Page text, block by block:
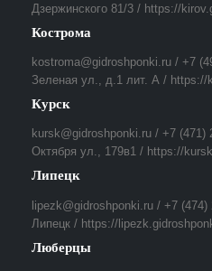
Дзержинского 81/3 / https://
Кострома
kostroma@gidroshponki.ru / +7
Зеленая ул., д.1 лит. А / https://
Курск
kursk@gidroshponki.ru / +7 (471)
Октября ул., 179в1 / https://
Липецк
lipezk@gidroshponki.ru / +7
Липецк / https://
Люберцы